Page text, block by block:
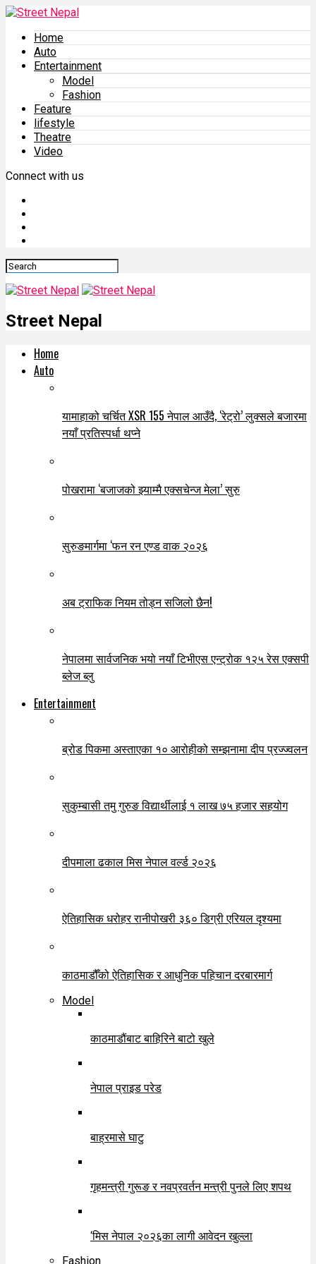
Home
Auto
Entertainment
Model
Fashion
Feature
lifestyle
Theatre
Video
Connect with us
Street Nepal
Home
Auto
यामाहाको चर्चित XSR 155 नेपाल आउँदै, ‘रेट्रो’ लुक्सले बजारमा
नयाँ प्रतिस्पर्धा थप्ने
पोखरामा ‘बजाजको झ्याम्मै एक्सचेन्ज मेला’ सुरु
सुरुङमार्गमा ‘फन रन एण्ड वाक २०२६
अब ट्राफिक नियम तोड्न सजिलो छैन!
नेपालमा सार्वजनिक भयो नयाँ टिभीएस एन्ट्रोक १२५ रेस एक्सपी
ब्लेज ब्लु
Entertainment
ब्रोड पिकमा अस्ताएका १० आरोहीको सम्झनामा दीप प्रज्ज्वलन
सुकुम्बासी तमु गुरुङ विद्यार्थीलाई १ लाख ७५ हजार सहयोग
दीपमाला ढकाल मिस नेपाल वर्ल्ड २०२६
ऐतिहासिक धरोहर रानीपोखरी ३६० डिग्री एरियल दृश्यमा
काठमाडौँको ऐतिहासिक र आधुनिक पहिचान दरबारमार्ग
Model
काठमाडौंबाट बाहिरिने बाटो खुले
नेपाल प्राइड परेड
बाह्रमासे घाटु
गृहमन्त्री गुरूङ र नवप्रवर्तन मन्त्री पुनले लिए शपथ
‘मिस नेपाल २०२६का लागी आवेदन खुल्ला
Fashion